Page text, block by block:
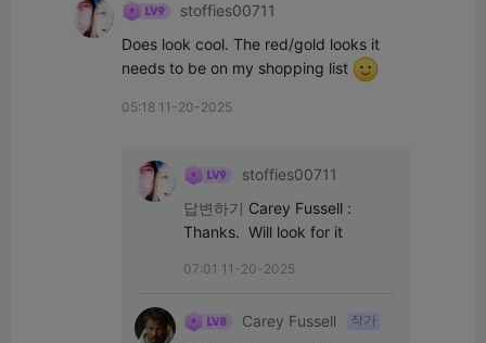
stoffies00711
Does look cool. The red/gold looks it
needs to be on my shopping list
05:18 11-20-2025
stoffies00711
답변하기 Carey Fussell :
Thanks.  Will look for it
07:01 11-20-2025
Carey Fussell 작가